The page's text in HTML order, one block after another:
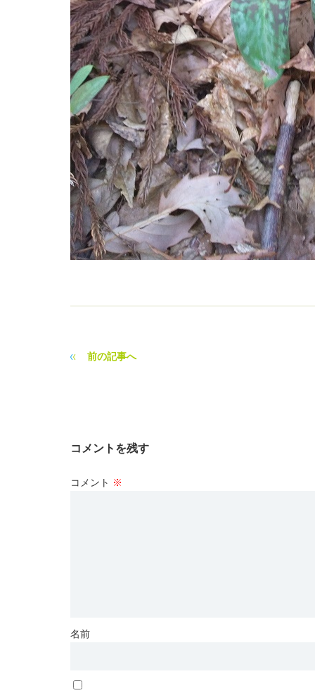
前の記事へ
コメントを残す
コメント ※
名前